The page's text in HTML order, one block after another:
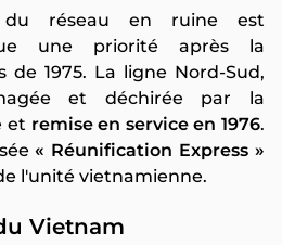
du réseau en ruine est
une priorité après la
1975. La ligne Nord-Sud,
et déchirée par la
et remise en service en 1976.
« Réunification Express »
l'unité vietnamienne.
Vietnam